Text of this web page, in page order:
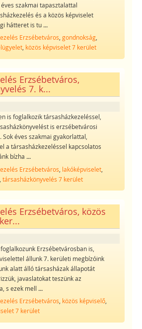
szakmai tapasztalattal
és a közös képviselet
hátteret is tu...
Erzsébetváros gondnokság,
, közös képviselet 7 kerület
Erzsébetváros,
7. k...
is foglalkozik társasházkezeléssel,
is erzsébetvárosi
éves szakmai gyakorlattal,
a társasházkezeléssel kapcsolatos
bízha ...
Erzsébetváros lakóképviselet,
társasházkönyvelés 7 kerület
Erzsébetváros, közös
Erzsébetvárosban is,
állunk 7. kerületi megbízóink
alatt álló társasházak állapotát
javaslatokat teszünk az
s ezek mell ...
Erzsébetváros közös képviselő,
7 kerület